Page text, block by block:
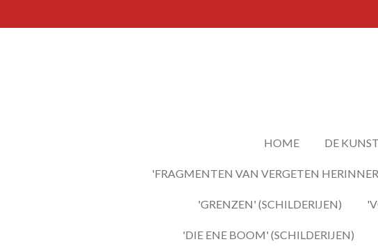
direct
HOME DE
'FRAGMENTEN VAN VERGETEN
'GRENZEN' (SCHILDERIJEN)
'DIE ENE BOOM' (SCHILDERIJEN)